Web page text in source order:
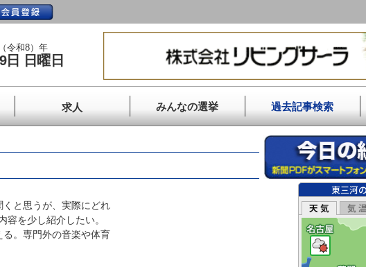
令和8）年
日 日曜日
求人 みんなの選挙 過去記事検索
と思うが、実際にどれ
容を少し紹介したい。
。専門外の音楽や体育